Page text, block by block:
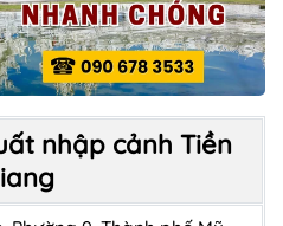
nhập cảnh Tiền